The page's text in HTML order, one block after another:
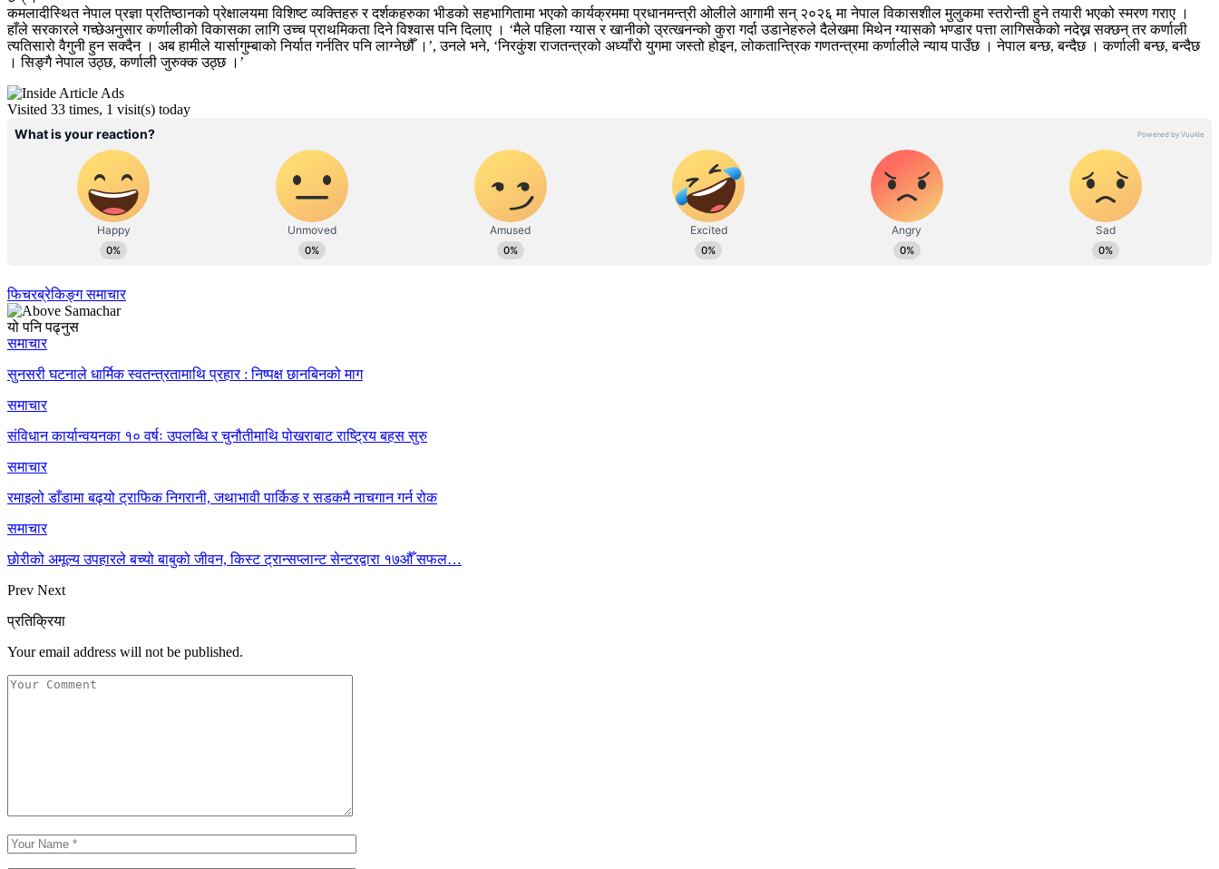
कमलादीस्थित नेपाल प्रज्ञा प्रतिष्ठानको प्रेक्षालयमा विशिष्ट व्यक्तिहरु र दर्शकहरुका भीडको सहभागितामा भएको कार्यक्रममा प्रधानमन्त्री ओलीले आगामी सन् २०२६ मा नेपाल विकासशील मुलुकमा स्तरोन्ती हुने तयारी भएको स्मरण गराए ।
हाँले सरकारले गच्छेअनुसार कर्णालीको विकासका लागि उच्च प्राथमिकता दिने विश्वास पनि दिलाए । ‘मैले पहिला ग्यास र खानीको उ्रत्खनन्को कुरा गर्दा उडानेहरुले दैलेखमा मिथेन ग्यासको भण्डार पत्ता लागिसकेको नदेख्न सक्छन् तर कर्णाली
त्यतिसारो वैगुनी हुन सक्दैन । अब हामीले यार्सागुम्बाको निर्यात गर्नतिर पनि लाग्नेछौँ ।’, उनले भने, ‘निरकुंश राजतन्त्रको अध्याँरो युगमा जस्तो होइन, लोकतान्त्रिक गणतन्त्रमा कर्णालीले न्याय पाउँछ । नेपाल बन्छ, बन्दैछ । कर्णाली बन्छ, बन्दैछ
। सिङ्गै नेपाल उठ्छ, कर्णाली जुरुक्क उठ्छ ।’
Visited 33 times, 1 visit(s) today
फिचरब्रेकिङ्ग समाचार
यो पनि पढ्नुस
समाचार
सुनसरी घटनाले धार्मिक स्वतन्त्रतामाथि प्रहार : निष्पक्ष छानबिनको माग
समाचार
संविधान कार्यान्वयनका १० वर्षः उपलब्धि र चुनौतीमाथि पोखराबाट राष्ट्रिय बहस सुरु
समाचार
रमाइलो डाँडामा बढ्यो ट्राफिक निगरानी, जथाभावी पार्किङ र सडकमै नाचगान गर्न रोक
समाचार
छोरीको अमूल्य उपहारले बच्यो बाबुको जीवन, किस्ट ट्रान्सप्लान्ट सेन्टरद्वारा १७औँ सफल…
Prev Next
प्रतिक्रिया
Your email address will not be published.